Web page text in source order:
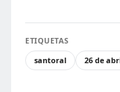
ETIQUETAS
santoral
26 de